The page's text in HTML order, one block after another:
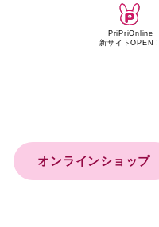
PriPriOnline
新サイトOPEN！
オンラインショップ